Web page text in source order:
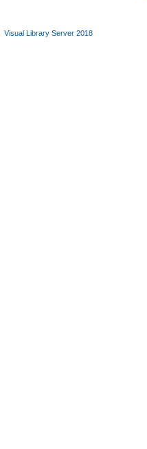
Visual Library Server 2018